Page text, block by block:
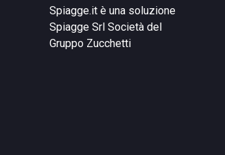
Spiagge.it è una soluzione
Spiagge Srl Società del
Gruppo Zucchetti